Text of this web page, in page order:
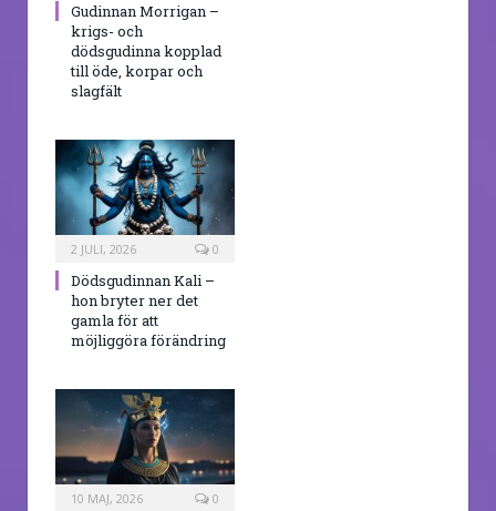
Gudinnan Morrigan –
krigs- och
dödsgudinna kopplad
till öde, korpar och
slagfält
2 JULI, 2026 0
Dödsgudinnan Kali –
hon bryter ner det
gamla för att
möjliggöra förändring
10 MAJ, 2026 0